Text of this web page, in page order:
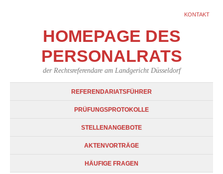
KONTAKT
HOMEPAGE DES
PERSONALRATS
der Rechtsreferendare am Landgericht Düsseldorf
REFERENDARIATSFÜHRER
PRÜFUNGSPROTOKOLLE
STELLENANGEBOTE
AKTENVORTRÄGE
HÄUFIGE FRAGEN